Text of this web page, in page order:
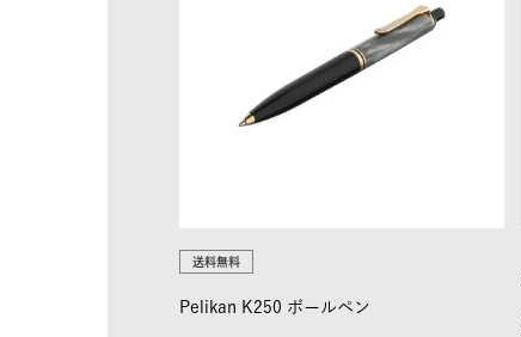
送料無料
Pelikan K250 ボールペン